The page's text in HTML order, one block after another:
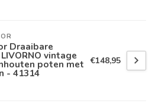
Draaibare
vintage
poten met
- 41314
€148,95